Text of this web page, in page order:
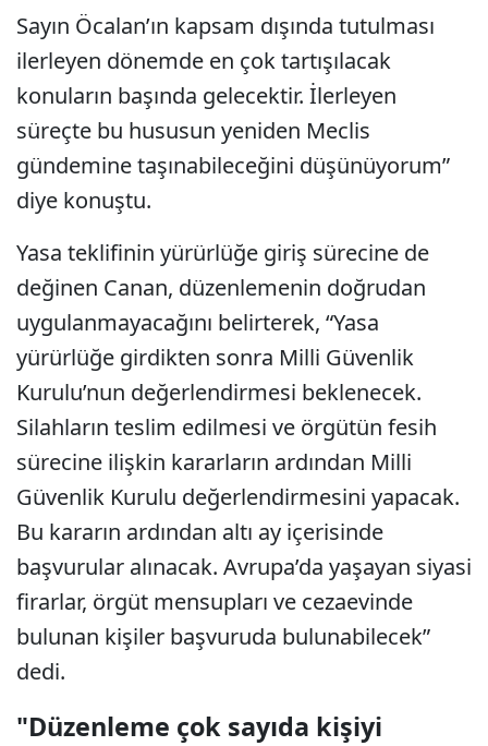
Sayın Öcalan’ın kapsam dışında tutulması
ilerleyen dönemde en çok tartışılacak
konuların başında gelecektir. İlerleyen
süreçte bu hususun yeniden Meclis
gündemine taşınabileceğini düşünüyorum”
diye konuştu.
Yasa teklifinin yürürlüğe giriş sürecine de
değinen Canan, düzenlemenin doğrudan
uygulanmayacağını belirterek, “Yasa
yürürlüğe girdikten sonra Milli Güvenlik
Kurulu’nun değerlendirmesi beklenecek.
Silahların teslim edilmesi ve örgütün fesih
sürecine ilişkin kararların ardından Milli
Güvenlik Kurulu değerlendirmesini yapacak.
Bu kararın ardından altı ay içerisinde
başvurular alınacak. Avrupa’da yaşayan siyasi
firarlar, örgüt mensupları ve cezaevinde
bulunan kişiler başvuruda bulunabilecek”
dedi.
"Düzenleme çok sayıda kişiyi